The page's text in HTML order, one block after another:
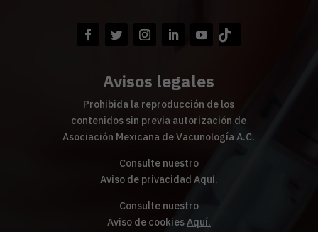
Avisos legales
Prohibida la reproducción de los
contenidos sin previa autorización de
Asociación Mexicana de Vacunología A.C.
Consulte nuestro
Aviso de privacidad Aquí.
Consulte nuestro
Aviso de cookiesAquí.